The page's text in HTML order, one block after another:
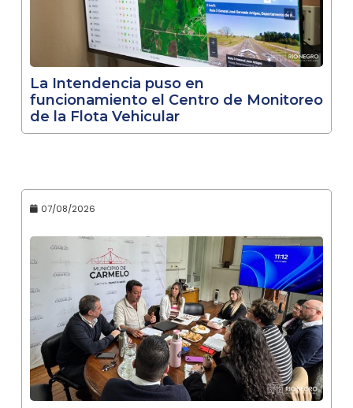
La Intendencia puso en
funcionamiento el Centro de Monitoreo
de la Flota Vehicular
07/08/2026